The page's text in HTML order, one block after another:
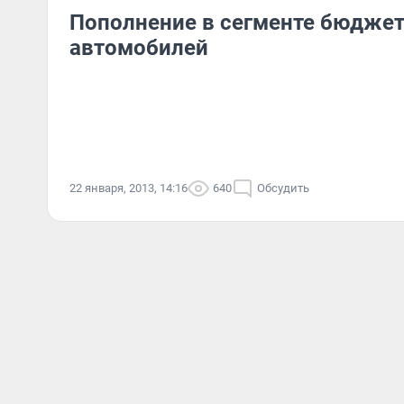
Пополнение в сегменте
автомобилей
22 января, 2013, 14:16 640 Обсудить